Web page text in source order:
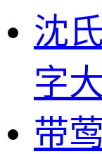
沈
字
带